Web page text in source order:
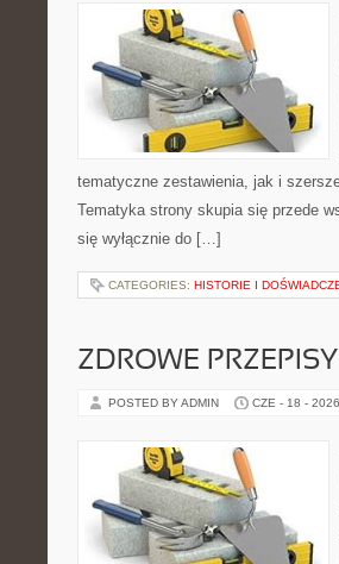
tematyczne zestawienia, jak i
Tematyka strony skupia się przede
się wyłącznie do […]
CATEGORIES: HISTORIE I
ZDROWE PRZEPISY
POSTED BY ADMIN CZE - 18 - 2026